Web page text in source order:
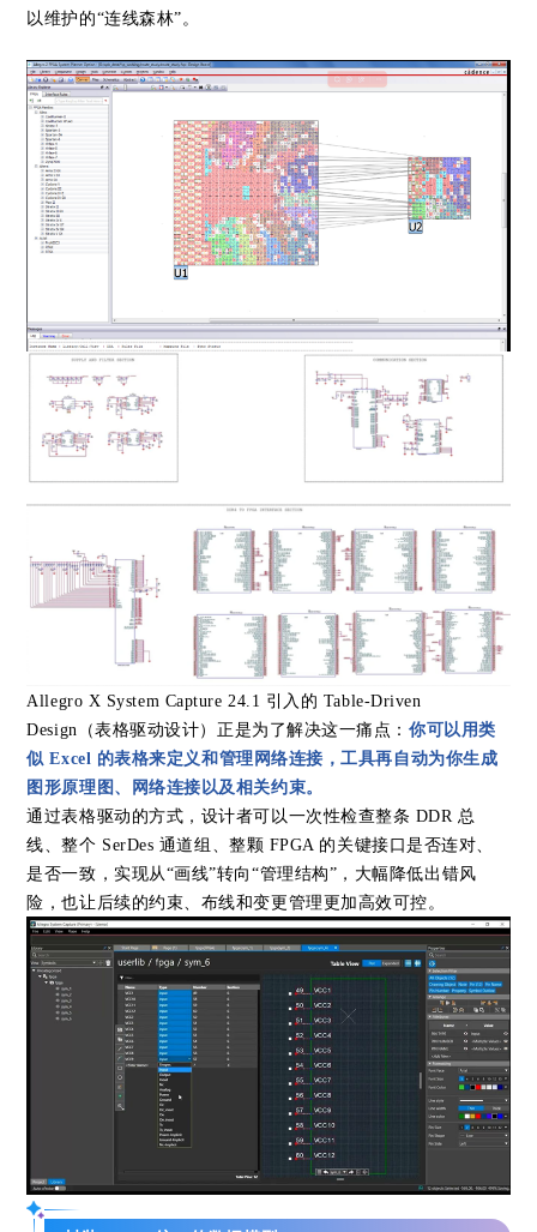
以维护的“连线森林”。
Allegro X System Capture 24.1 引入的 Table-Driven
Design（表格驱动设计）正是为了解决这一痛点： 你可以用类
似 Excel 的表格来定义和管理网络连接，工具再自动为你生成
图形原理图、网络连接以及相关约束。
通过表格驱动的方式，设计者可以一次性检查整条 DDR 总
线、整个 SerDes 通道组、整颗 FPGA 的关键接口是否连对、
是否一致，实现从“画线”转向“管理结构”，大幅降低出错风
险，也让后续的约束、布线和变更管理更加高效可控。